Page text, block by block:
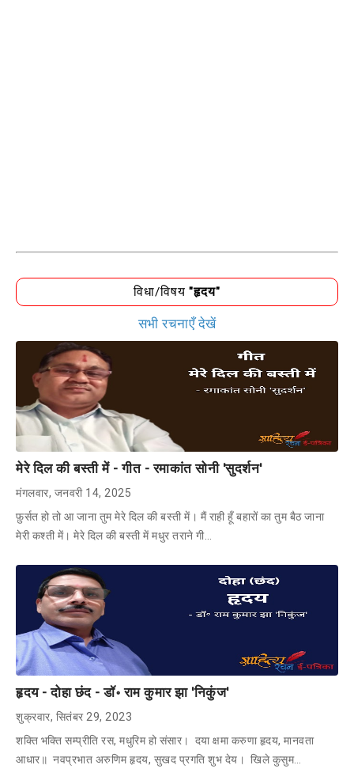
विधा/विषय"हृदय"
सभी रचनाएँ देखें
मेरे दिल की बस्ती में - गीत - रमाकांत सोनी 'सुदर्शन'
मंगलवार, जनवरी 14, 2025
फ़ुर्सत हो तो आ जाना तुम मेरे दिल की बस्ती में। मैं राही हूँ बहारों का तुम बैठ जाना
मेरी कश्ती में। मेरे दिल की बस्ती में मधुर तराने गी…
हृदय - दोहा छंद - डॉ॰ राम कुमार झा 'निकुंज'
शुक्रवार, सितंबर 29, 2023
शक्ति भक्ति सम्प्रीति रस, मधुरिम हो संसार। दया क्षमा करुणा हृदय, मानवता
आधार॥ नवप्रभात अरुणिम हृदय, सुखद प्रगति शुभ देय। खिले कुसुम…